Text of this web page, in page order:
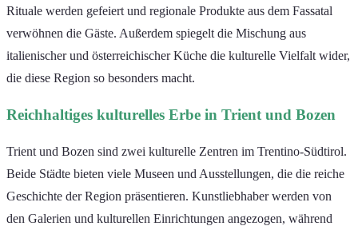
Rituale werden gefeiert und regionale Produkte aus dem Fassatal
verwöhnen die Gäste. Außerdem spiegelt die Mischung aus
italienischer und österreichischer Küche die kulturelle Vielfalt wider,
die diese Region so besonders macht.
Reichhaltiges kulturelles Erbe in Trient und Bozen
Trient und Bozen sind zwei kulturelle Zentren im Trentino-Südtirol.
Beide Städte bieten viele Museen und Ausstellungen, die die reiche
Geschichte der Region präsentieren. Kunstliebhaber werden von
den Galerien und kulturellen Einrichtungen angezogen, während